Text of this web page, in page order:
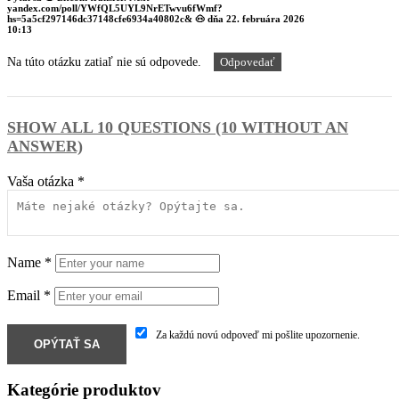
yandex.com/poll/YWfQL5UYL9NrETwvu6fWmf?
hs=5a5cf297146dc37148cfe6934a40802c& 🐽 dňa 22. februára 2026
10:13
Na túto otázku zatiaľ nie sú odpovede. Odpovedať
SHOW ALL 10 QUESTIONS (10 WITHOUT AN
ANSWER)
Vaša otázka *
Name *
Email *
Za každú novú odpoveď mi pošlite upozornenie.
Kategórie produktov